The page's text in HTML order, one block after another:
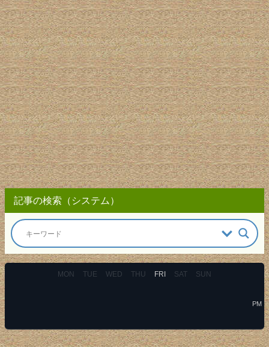
記事の検索（システム）
MON TUE WED THU FRI SAT SUN
PM